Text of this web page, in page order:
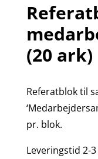
(20 ark)
Referatblok til
pr. blok.
Leveringstid 2-